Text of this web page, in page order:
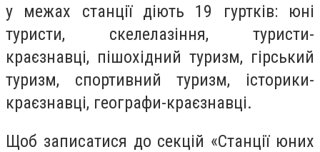
у межах станції діють 19 гуртків: юні
туристи, скелелазіння, туристи-
краєзнавці, пішохідний туризм, гірський
туризм, спортивний туризм, історики-
краєзнавці, географи-краєзнавці.
Щоб записатися до секцій «Станції юних